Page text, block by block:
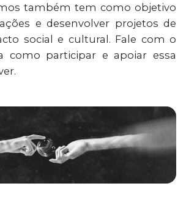
também tem como objetivo
e desenvolver projetos de
social e cultural. Fale com o
como participar e apoiar essa